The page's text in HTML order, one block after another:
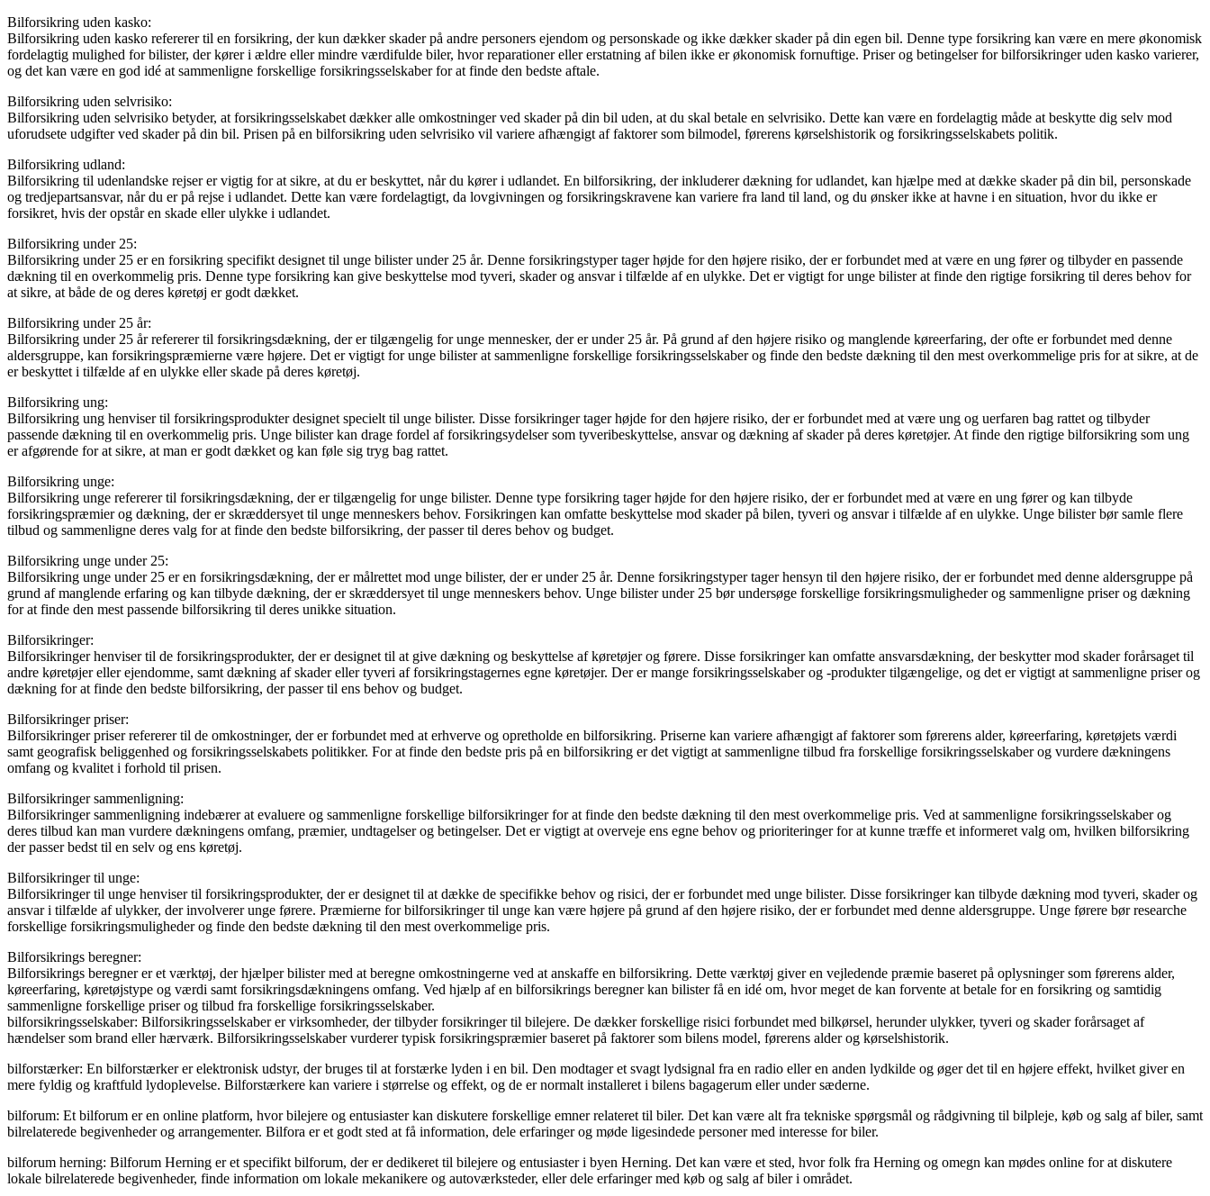
Bilforsikring uden kasko:
Bilforsikring uden kasko refererer til en forsikring, der kun dækker skader på andre personers ejendom og personskade og ikke dækker skader på din egen bil. Denne type forsikring kan være en mere økonomisk
fordelagtig mulighed for bilister, der kører i ældre eller mindre værdifulde biler, hvor reparationer eller erstatning af bilen ikke er økonomisk fornuftige. Priser og betingelser for bilforsikringer uden kasko varierer,
og det kan være en god idé at sammenligne forskellige forsikringsselskaber for at finde den bedste aftale.
Bilforsikring uden selvrisiko:
Bilforsikring uden selvrisiko betyder, at forsikringsselskabet dækker alle omkostninger ved skader på din bil uden, at du skal betale en selvrisiko. Dette kan være en fordelagtig måde at beskytte dig selv mod
uforudsete udgifter ved skader på din bil. Prisen på en bilforsikring uden selvrisiko vil variere afhængigt af faktorer som bilmodel, førerens kørselshistorik og forsikringsselskabets politik.
Bilforsikring udland:
Bilforsikring til udenlandske rejser er vigtig for at sikre, at du er beskyttet, når du kører i udlandet. En bilforsikring, der inkluderer dækning for udlandet, kan hjælpe med at dække skader på din bil, personskade
og tredjepartsansvar, når du er på rejse i udlandet. Dette kan være fordelagtigt, da lovgivningen og forsikringskravene kan variere fra land til land, og du ønsker ikke at havne i en situation, hvor du ikke er
forsikret, hvis der opstår en skade eller ulykke i udlandet.
Bilforsikring under 25:
Bilforsikring under 25 er en forsikring specifikt designet til unge bilister under 25 år. Denne forsikringstyper tager højde for den højere risiko, der er forbundet med at være en ung fører og tilbyder en passende
dækning til en overkommelig pris. Denne type forsikring kan give beskyttelse mod tyveri, skader og ansvar i tilfælde af en ulykke. Det er vigtigt for unge bilister at finde den rigtige forsikring til deres behov for
at sikre, at både de og deres køretøj er godt dækket.
Bilforsikring under 25 år:
Bilforsikring under 25 år refererer til forsikringsdækning, der er tilgængelig for unge mennesker, der er under 25 år. På grund af den højere risiko og manglende køreerfaring, der ofte er forbundet med denne
aldersgruppe, kan forsikringspræmierne være højere. Det er vigtigt for unge bilister at sammenligne forskellige forsikringsselskaber og finde den bedste dækning til den mest overkommelige pris for at sikre, at de
er beskyttet i tilfælde af en ulykke eller skade på deres køretøj.
Bilforsikring ung:
Bilforsikring ung henviser til forsikringsprodukter designet specielt til unge bilister. Disse forsikringer tager højde for den højere risiko, der er forbundet med at være ung og uerfaren bag rattet og tilbyder
passende dækning til en overkommelig pris. Unge bilister kan drage fordel af forsikringsydelser som tyveribeskyttelse, ansvar og dækning af skader på deres køretøjer. At finde den rigtige bilforsikring som ung
er afgørende for at sikre, at man er godt dækket og kan føle sig tryg bag rattet.
Bilforsikring unge:
Bilforsikring unge refererer til forsikringsdækning, der er tilgængelig for unge bilister. Denne type forsikring tager højde for den højere risiko, der er forbundet med at være en ung fører og kan tilbyde
forsikringspræmier og dækning, der er skræddersyet til unge menneskers behov. Forsikringen kan omfatte beskyttelse mod skader på bilen, tyveri og ansvar i tilfælde af en ulykke. Unge bilister bør samle flere
tilbud og sammenligne deres valg for at finde den bedste bilforsikring, der passer til deres behov og budget.
Bilforsikring unge under 25:
Bilforsikring unge under 25 er en forsikringsdækning, der er målrettet mod unge bilister, der er under 25 år. Denne forsikringstyper tager hensyn til den højere risiko, der er forbundet med denne aldersgruppe på
grund af manglende erfaring og kan tilbyde dækning, der er skræddersyet til unge menneskers behov. Unge bilister under 25 bør undersøge forskellige forsikringsmuligheder og sammenligne priser og dækning
for at finde den mest passende bilforsikring til deres unikke situation.
Bilforsikringer:
Bilforsikringer henviser til de forsikringsprodukter, der er designet til at give dækning og beskyttelse af køretøjer og førere. Disse forsikringer kan omfatte ansvarsdækning, der beskytter mod skader forårsaget til
andre køretøjer eller ejendomme, samt dækning af skader eller tyveri af forsikringstagernes egne køretøjer. Der er mange forsikringsselskaber og -produkter tilgængelige, og det er vigtigt at sammenligne priser og
dækning for at finde den bedste bilforsikring, der passer til ens behov og budget.
Bilforsikringer priser:
Bilforsikringer priser refererer til de omkostninger, der er forbundet med at erhverve og opretholde en bilforsikring. Priserne kan variere afhængigt af faktorer som førerens alder, køreerfaring, køretøjets værdi
samt geografisk beliggenhed og forsikringsselskabets politikker. For at finde den bedste pris på en bilforsikring er det vigtigt at sammenligne tilbud fra forskellige forsikringsselskaber og vurdere dækningens
omfang og kvalitet i forhold til prisen.
Bilforsikringer sammenligning:
Bilforsikringer sammenligning indebærer at evaluere og sammenligne forskellige bilforsikringer for at finde den bedste dækning til den mest overkommelige pris. Ved at sammenligne forsikringsselskaber og
deres tilbud kan man vurdere dækningens omfang, præmier, undtagelser og betingelser. Det er vigtigt at overveje ens egne behov og prioriteringer for at kunne træffe et informeret valg om, hvilken bilforsikring
der passer bedst til en selv og ens køretøj.
Bilforsikringer til unge:
Bilforsikringer til unge henviser til forsikringsprodukter, der er designet til at dække de specifikke behov og risici, der er forbundet med unge bilister. Disse forsikringer kan tilbyde dækning mod tyveri, skader og
ansvar i tilfælde af ulykker, der involverer unge førere. Præmierne for bilforsikringer til unge kan være højere på grund af den højere risiko, der er forbundet med denne aldersgruppe. Unge førere bør researche
forskellige forsikringsmuligheder og finde den bedste dækning til den mest overkommelige pris.
Bilforsikrings beregner:
Bilforsikrings beregner er et værktøj, der hjælper bilister med at beregne omkostningerne ved at anskaffe en bilforsikring. Dette værktøj giver en vejledende præmie baseret på oplysninger som førerens alder,
køreerfaring, køretøjstype og værdi samt forsikringsdækningens omfang. Ved hjælp af en bilforsikrings beregner kan bilister få en idé om, hvor meget de kan forvente at betale for en forsikring og samtidig
sammenligne forskellige priser og tilbud fra forskellige forsikringsselskaber.
bilforsikringsselskaber: Bilforsikringsselskaber er virksomheder, der tilbyder forsikringer til bilejere. De dækker forskellige risici forbundet med bilkørsel, herunder ulykker, tyveri og skader forårsaget af
hændelser som brand eller hærværk. Bilforsikringsselskaber vurderer typisk forsikringspræmier baseret på faktorer som bilens model, førerens alder og kørselshistorik.
bilforstærker: En bilforstærker er elektronisk udstyr, der bruges til at forstærke lyden i en bil. Den modtager et svagt lydsignal fra en radio eller en anden lydkilde og øger det til en højere effekt, hvilket giver en
mere fyldig og kraftfuld lydoplevelse. Bilforstærkere kan variere i størrelse og effekt, og de er normalt installeret i bilens bagagerum eller under sæderne.
bilforum: Et bilforum er en online platform, hvor bilejere og entusiaster kan diskutere forskellige emner relateret til biler. Det kan være alt fra tekniske spørgsmål og rådgivning til bilpleje, køb og salg af biler, samt
bilrelaterede begivenheder og arrangementer. Bilfora er et godt sted at få information, dele erfaringer og møde ligesindede personer med interesse for biler.
bilforum herning: Bilforum Herning er et specifikt bilforum, der er dedikeret til bilejere og entusiaster i byen Herning. Det kan være et sted, hvor folk fra Herning og omegn kan mødes online for at diskutere
lokale bilrelaterede begivenheder, finde information om lokale mekanikere og autoværksteder, eller dele erfaringer med køb og salg af biler i området.